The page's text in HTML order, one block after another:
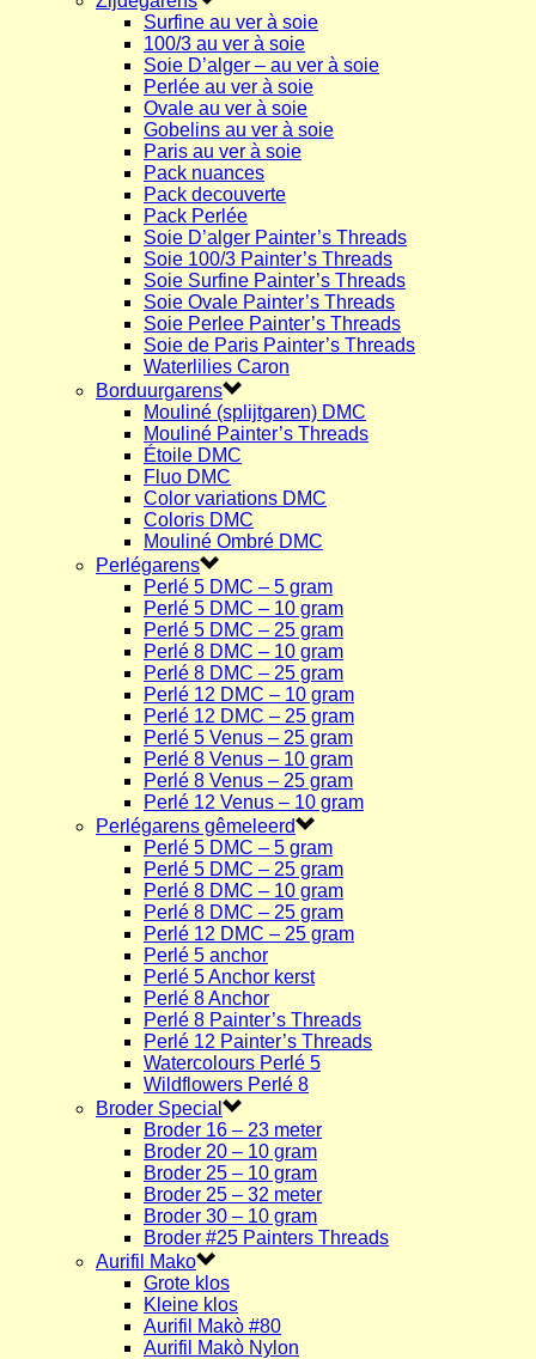
Surfine au ver à soie
100/3 au ver à soie
Soie D’alger – au ver à soie
Perlée au ver à soie
Ovale au ver à soie
Gobelins au ver à soie
Paris au ver à soie
Pack nuances
Pack decouverte
Pack Perlée
Soie D’alger Painter’s Threads
Soie 100/3 Painter’s Threads
Soie Surfine Painter’s Threads
Soie Ovale Painter’s Threads
Soie Perlee Painter’s Threads
Soie de Paris Painter’s Threads
Waterlilies Caron
Borduurgarens
Mouliné (splijtgaren) DMC
Mouliné Painter’s Threads
Étoile DMC
Fluo DMC
Color variations DMC
Coloris DMC
Mouliné Ombré DMC
Perlégarens
Perlé 5 DMC – 5 gram
Perlé 5 DMC – 10 gram
Perlé 5 DMC – 25 gram
Perlé 8 DMC – 10 gram
Perlé 8 DMC – 25 gram
Perlé 12 DMC – 10 gram
Perlé 12 DMC – 25 gram
Perlé 5 Venus – 25 gram
Perlé 8 Venus – 10 gram
Perlé 8 Venus – 25 gram
Perlé 12 Venus – 10 gram
Perlégarens gêmeleerd
Perlé 5 DMC – 5 gram
Perlé 5 DMC – 25 gram
Perlé 8 DMC – 10 gram
Perlé 8 DMC – 25 gram
Perlé 12 DMC – 25 gram
Perlé 5 anchor
Perlé 5 Anchor kerst
Perlé 8 Anchor
Perlé 8 Painter’s Threads
Perlé 12 Painter’s Threads
Watercolours Perlé 5
Wildflowers Perlé 8
Broder Special
Broder 16 – 23 meter
Broder 20 – 10 gram
Broder 25 – 10 gram
Broder 25 – 32 meter
Broder 30 – 10 gram
Broder #25 Painters Threads
Aurifil Mako
Grote klos
Kleine klos
Aurifil Makò #80
Aurifil Makò Nylon